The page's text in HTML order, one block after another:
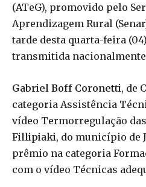
(ATeG), promovido pelo
Aprendizagem Rural
tarde desta quarta-feira
transmitida
Gabriel Boff Coronetti, de
categoria Assistência
vídeo Termorregulação
Fillipiaki, do município de
prêmio na categoria
com o vídeo Técnicas